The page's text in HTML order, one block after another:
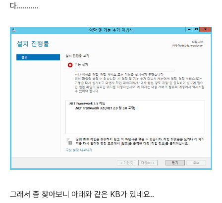
다...........
그래서 좀 찾아보니 아래와 같은 KB가 있네요..